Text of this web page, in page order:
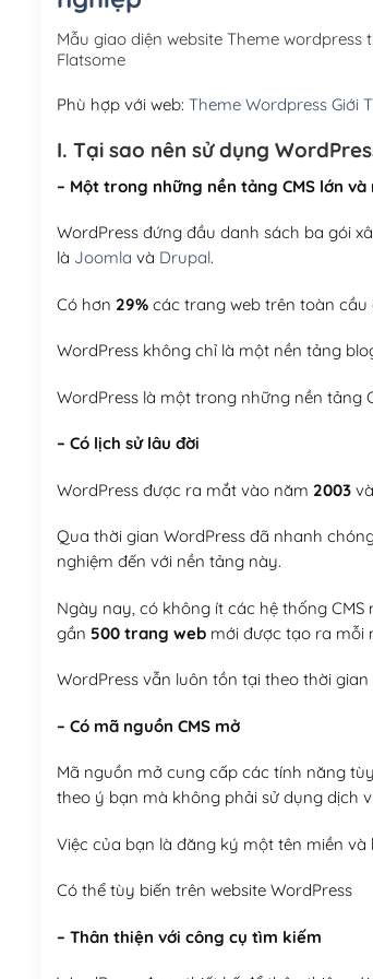
Mẫu giao diện website Theme
Flatsome
Phù hợp với web: Theme Wordpress Giới
I. Tại sao nên sử dụng
– Một trong những nền tảng CMS lớn
WordPress đứng đầu danh sách ba gói
là Joomla và Drupal.
Có hơn 29%các trang web trên toàn cầu
WordPress không chỉ là một nền tảng
WordPress là một trong những nền tảng
– Có lịch sử lâu đời
WordPress được ra mắt vào năm 2003và
Qua thời gian WordPress đã nhanh
nghiệm đến với nền tảng này.
Ngày nay, có không ít các hệ thống
gần 500 trang webmới được tạo ra mỗi
WordPress vẫn luôn tồn tại theo thời gian
– Có mã nguồn CMS mở
Mã nguồn mở cung cấp các tính năng
theo ý bạn mà không phải sử dụng dịch
Việc của bạn là đăng ký một tên miền và
Có thể tùy biến trên website WordPress
– Thân thiện với công cụ tìm kiếm